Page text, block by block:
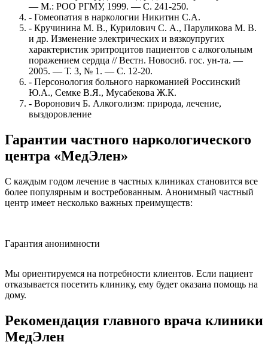
— М.: РОО РГМУ, 1999. — С. 241-250.
- Гомеопатия в наркологии Никитин С.А.
- Кручинина М. В., Курилович С. А., Паруликова М. В.
и др. Изменение электрических и вязкоупругих
характеристик эритроцитов пациентов с алкогольным
поражением сердца // Вестн. Новосиб. гос. ун-та. —
2005. — Т. 3, № 1. — С. 12-20.
- Персонология больного наркоманией Россинский
Ю.А., Семке В.Я., Мусабекова Ж.К.
- Воронович Б. Алкоголизм: природа, лечение,
выздоровление
Гарантии частного наркологического
центра «МедЭлен»
С каждым годом лечение в частных клиниках становится все
более популярным и востребованным. Анонимный частный
центр имеет несколько важных преимуществ:
Гарантия анонимности
Мы ориентируемся на потребности клиентов. Если пациент
отказывается посетить клинику, ему будет оказана помощь на
дому.
Рекомендация главного врача клиники
МедЭлен